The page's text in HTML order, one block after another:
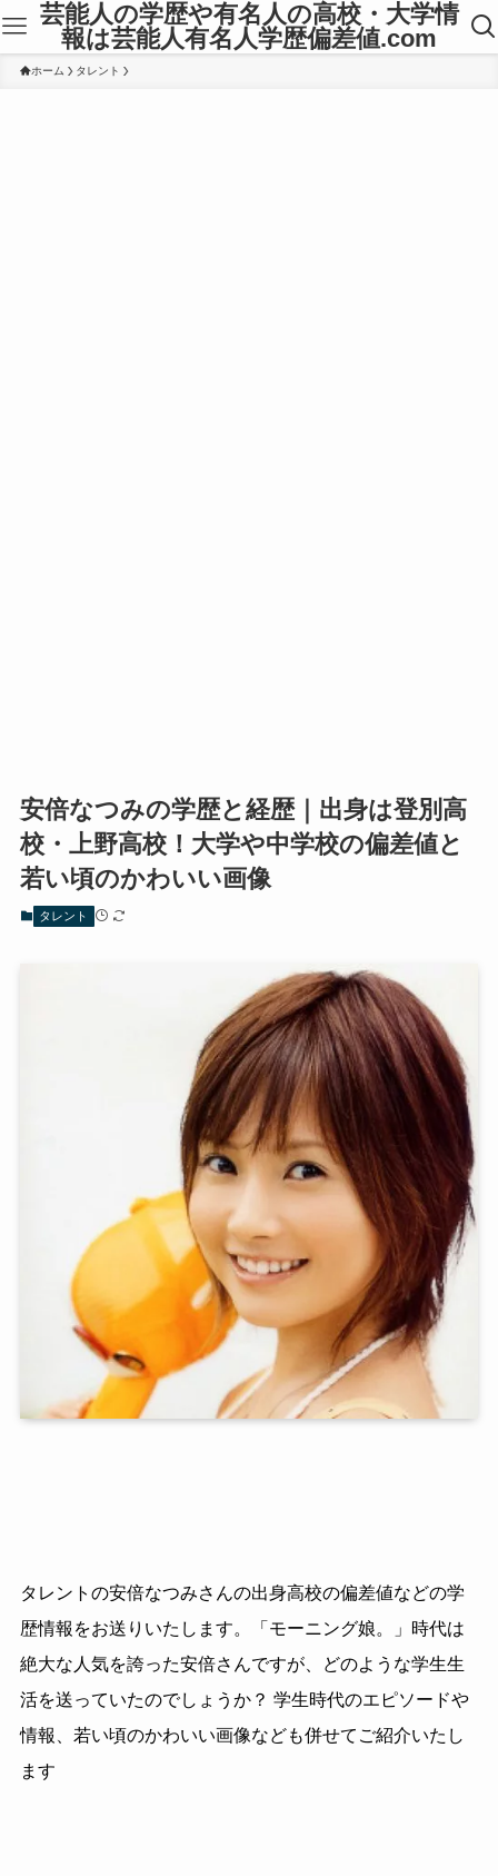
芸能人の学歴や有名人の高校・大学情
報は芸能人有名人学歴偏差値.com
ホーム タレント
安倍なつみの学歴と経歴｜出身は登別高
校・上野高校！大学や中学校の偏差値と
若い頃のかわいい画像
タレント
タレントの安倍なつみさんの出身高校の偏差値などの学
歴情報をお送りいたします。「モーニング娘。」時代は
絶大な人気を誇った安倍さんですが、どのような学生生
活を送っていたのでしょうか？ 学生時代のエピソードや
情報、若い頃のかわいい画像なども併せてご紹介いたし
ます